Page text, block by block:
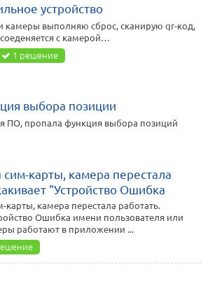
устройство
камеры выполняю сброс, сканирую qr-код,
с камерой…
1 решение
выбора позиции
ПО, пропала функция выбора позиций
карты, камера перестала
"Устройство Ошибка
камера перестала работать.
Ошибка имени пользователя или
работают в приложении ...